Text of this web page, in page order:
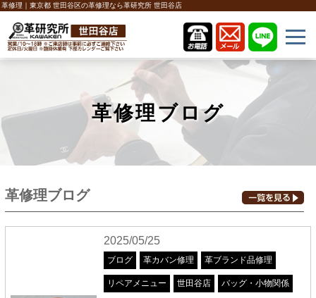
革修理｜東京都 世田谷区の革修理なら革研究所 世田谷店
革修理ブログ
革修理ブログ
2025/05/25
ブログ 革カバン修理 革ブランド品修理
リペアメニュー 世田谷店 バッグ・小物関係